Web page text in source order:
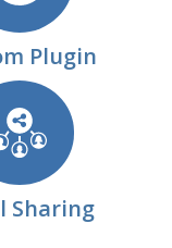
Plugin
Sharing